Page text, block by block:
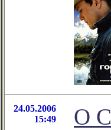
24.05.2006
15:49
О